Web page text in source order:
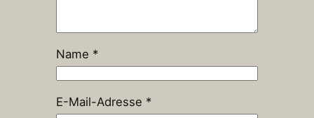
Name *
E-Mail-Adresse *